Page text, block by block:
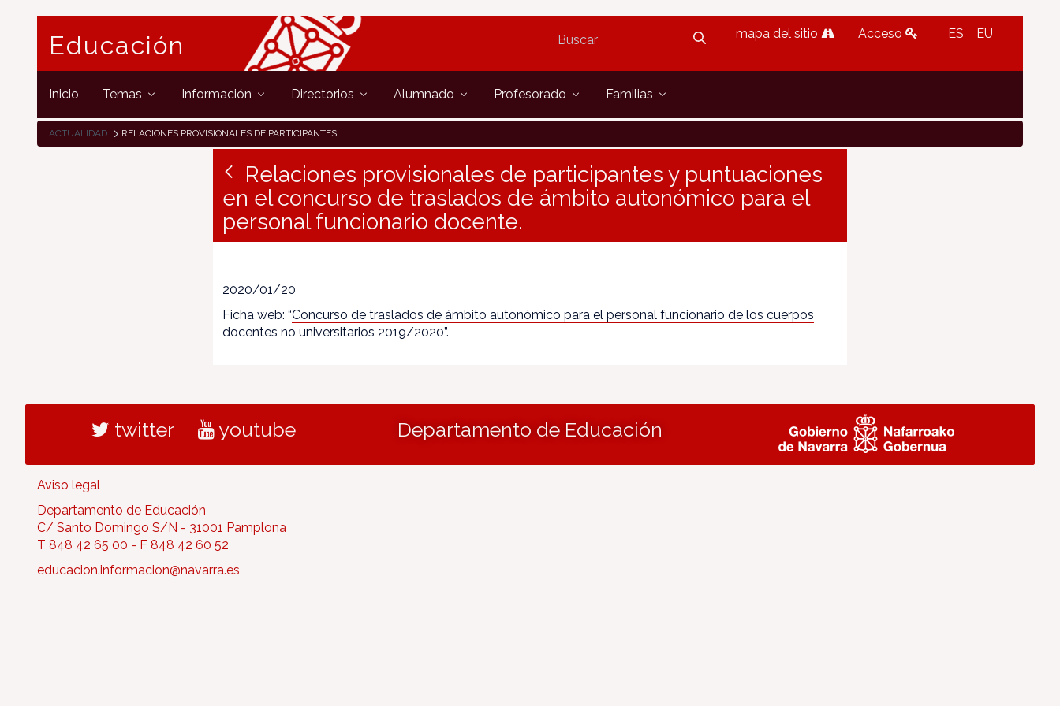
Educación mapa del sitio Acceso ES EU
Inicio Temas Información Directorios Alumnado Profesorado Familias
ACTUALIDAD RELACIONES PROVISIONALES DE PARTICIPANTES Y PUNTUACIONES EN EL CONCURSO DE TRASLADOS DE ÁMBITO AUTONÓMICO PARA EL PERSONAL FUNCIONARIO DOCENTE.
Relaciones provisionales de participantes y puntuaciones
en el concurso de traslados de ámbito autonómico para el
personal funcionario docente.
2020/01/20
Ficha web: “Concurso de traslados de ámbito autonómico para el personal funcionario de los cuerpos
docentes no universitarios 2019/2020”.
twitter youtube Departamento de Educación
Aviso legal
Departamento de Educación
C/ Santo Domingo S/N - 31001 Pamplona
T 848 42 65 00 - F 848 42 60 52
educacion.informacion@navarra.es